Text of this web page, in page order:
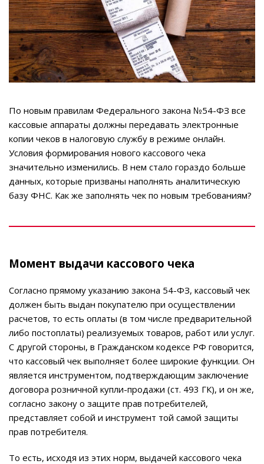
По новым правилам Федерального закона №54-ФЗ все
кассовые аппараты должны передавать электронные
копии чеков в налоговую службу в режиме онлайн.
Условия формирования нового кассового чека
значительно изменились. В нем стало гораздо больше
данных, которые призваны наполнять аналитическую
базу ФНС. Как же заполнять чек по новым требованиям?
Момент выдачи кассового чека
Согласно прямому указанию закона 54-ФЗ, кассовый чек
должен быть выдан покупателю при осуществлении
расчетов, то есть оплаты (в том числе предварительной
либо постоплаты) реализуемых товаров, работ или услуг.
С другой стороны, в Гражданском кодексе РФ говорится,
что кассовый чек выполняет более широкие функции. Он
является инструментом, подтверждающим заключение
договора розничной купли-продажи (ст. 493 ГК), и он же,
согласно закону о защите прав потребителей,
представляет собой и инструмент той самой защиты
прав потребителя.
То есть, исходя из этих норм, выдачей кассового чека